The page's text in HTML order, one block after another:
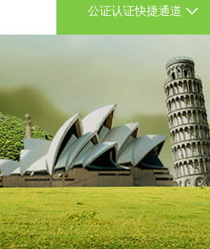
公证认证快捷通道